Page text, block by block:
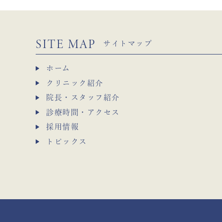
SITE MAP サイトマップ
ホーム
クリニック紹介
院長・スタッフ紹介
診療時間・アクセス
採用情報
トピックス